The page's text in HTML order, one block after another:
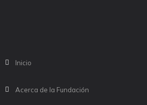
Inicio
Acerca de la Fundación